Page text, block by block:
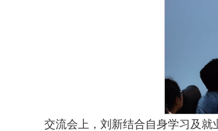
交流会上，刘新结合自身学习及